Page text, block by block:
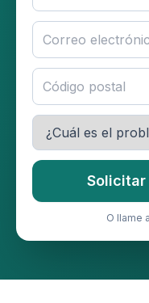
Solicitar
O llame